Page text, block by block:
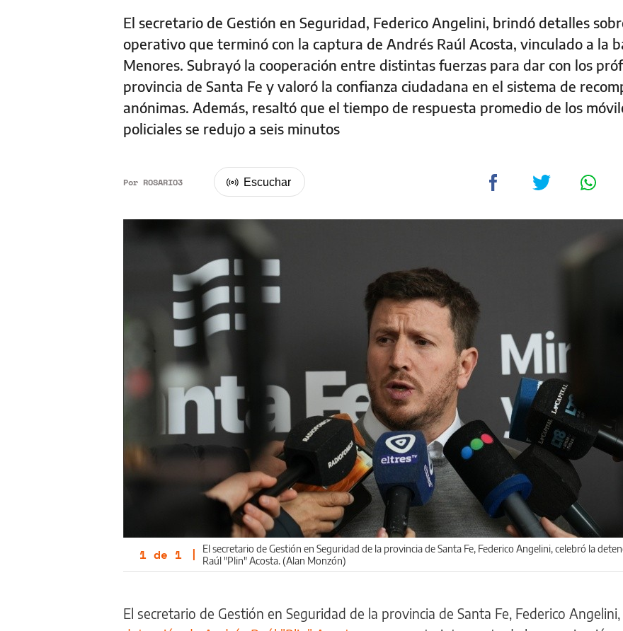
El secretario de Gestión en Seguridad, Federico Angelini, brindó detalles
operativo que terminó con la captura de Andrés Raúl Acosta, vinculado a la
Menores. Subrayó la cooperación entre distintas fuerzas para dar con los
provincia de Santa Fe y valoró la confianza ciudadana en el sistema de
anónimas. Además, resaltó que el tiempo de respuesta promedio de los
policiales se redujo a seis minutos
Por ROSARIO3
1 de 1 |
El secretario de Gestión en Seguridad de la provincia de Santa Fe, Federico Angelini, celebró la
Raúl "Plin" Acosta. (Alan Monzón)
El secretario de Gestión en Seguridad de la provincia de Santa Fe, Federico